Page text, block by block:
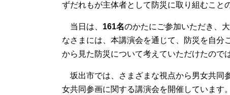
ずだれもが主体者として防災に取り組むこと
当日は、 161名のかたにご参加いただき、
なさまには、本講演会を通じて、防災を自分
から見た防災について考えていただけたので
坂出市では、さまざまな視点から男女共同
女共同参画に関する講演会を開催しています